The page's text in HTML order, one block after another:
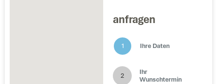
anfragen
1 Ihre Daten
2
Ihr
Wunschtermin